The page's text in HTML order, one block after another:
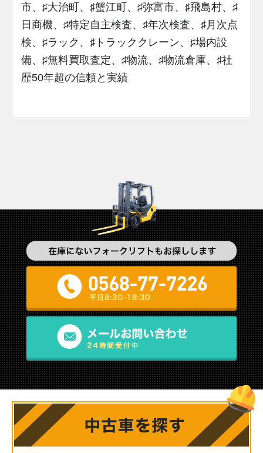
市、♯大治町、♯蟹江町、♯弥富市、♯飛島村、♯
日商機、♯特定自主検査、♯年次検査、♯月次点
検、♯ラック、♯トラッククレーン、♯場内設
備、♯無料買取査定、♯物流、♯物流倉庫、♯社
歴50年超の信頼と実績